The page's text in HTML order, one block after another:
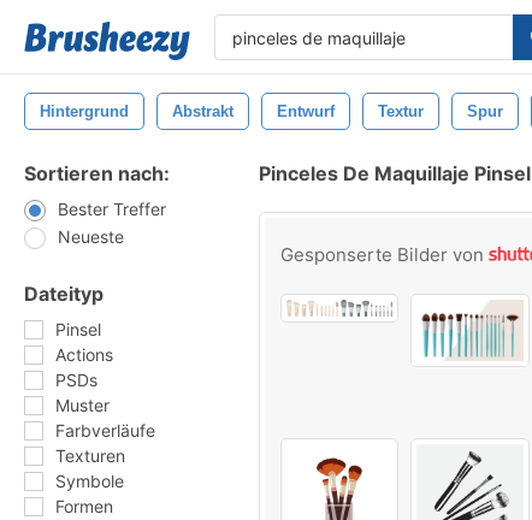
Hintergrund Abstrakt Entwurf Textur Spur
Sortieren nach:
Bester Treffer
Neueste
Dateityp
Pinsel
Actions
PSDs
Muster
Farbverläufe
Texturen
Symbole
Formen
Pinceles De Maquillaje Pinsel
Gesponserte Bilder von